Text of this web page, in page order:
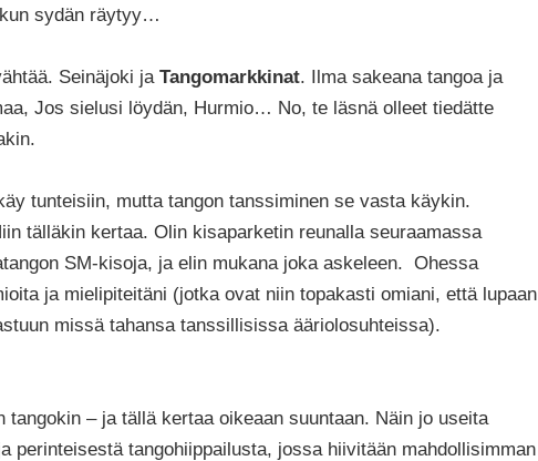
sydän räytyy…
Seinäjoki ja Tangomarkkinat. Ilma sakeana tangoa ja
Jos sielusi löydän, Hurmio… No, te läsnä olleet tiedätte
tunteisiin, mutta tangon tanssiminen se vasta käykin.
tälläkin kertaa. Olin kisaparketin reunalla seuraamassa
SM-kisoja, ja elin mukana joka askeleen. Ohessa
ja mielipiteitäni (jotka ovat niin topakasti omiani, että lupaan
missä tahansa tanssillisissa ääriolosuhteissa).
tangokin – ja tällä kertaa oikeaan suuntaan. Näin jo useita
perinteisestä tangohiippailusta, jossa hiivitään mahdollisimman